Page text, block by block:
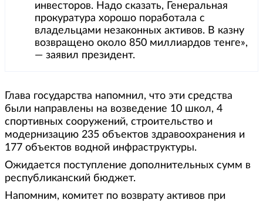
инвесторов. Надо сказать, Генеральная
прокуратура хорошо поработала с
владельцами незаконных активов. В казну
возвращено около 850 миллиардов тенге»,
— заявил президент.
Глава государства напомнил, что эти средства
были направлены на возведение 10 школ, 4
спортивных сооружений, строительство и
модернизацию 235 объектов здравоохранения и
177 объектов водной инфраструктуры.
Ожидается поступление дополнительных сумм в
республиканский бюджет.
Напомним, комитет по возврату активов при